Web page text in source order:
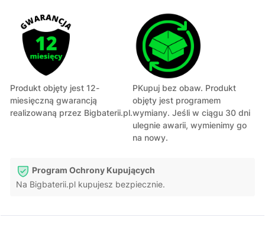
Produkt objęty jest 12-
miesięczną gwarancją
realizowaną przez Bigbaterii.pl.
PKupuj bez obaw. Produkt
objęty jest programem
wymiany. Jeśli w ciągu 30 dni
ulegnie awarii, wymienimy go
na nowy.
Program Ochrony Kupujących
Na Bigbaterii.pl kupujesz bezpiecznie.